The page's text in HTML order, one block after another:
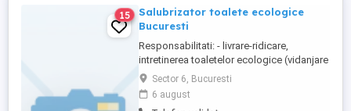
15
Salubrizator toalete ecologice
Bucuresti
Responsabilitati: - livrare-ridicare,
intretinerea toaletelor ecologice (vidanjare
,spalare interior-exterior, completare
consumabile) cu autovidanje de 3.5T,
echipaj format din sofer si salubrizator
Sector 6, Bucuresti
6 august